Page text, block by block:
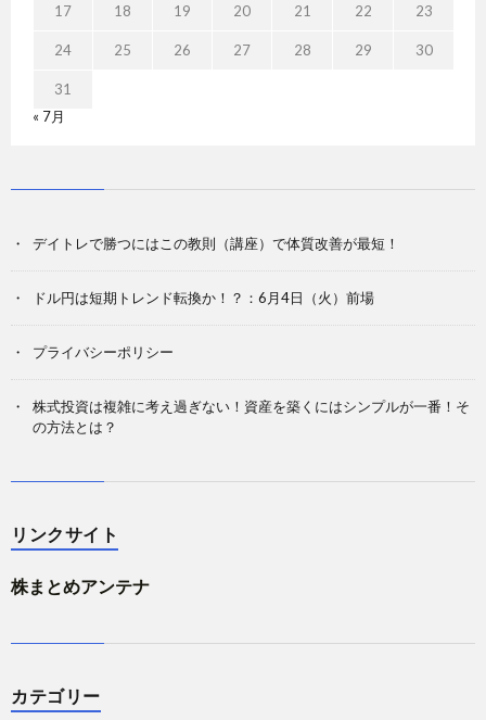
17 18 19 20 21 22 23
24 25 26 27 28 29 30
31
« 7月
デイトレで勝つにはこの教則（講座）で体質改善が最短！
ドル円は短期トレンド転換か！？：6月4日（火）前場
プライバシーポリシー
株式投資は複雑に考え過ぎない！資産を築くにはシンプルが一番！そ
の方法とは？
リンクサイト
株まとめアンテナ
カテゴリー